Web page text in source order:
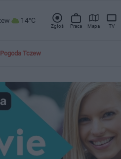
14°C
Zgłoś Praca Mapa TV
Pogoda Tczew